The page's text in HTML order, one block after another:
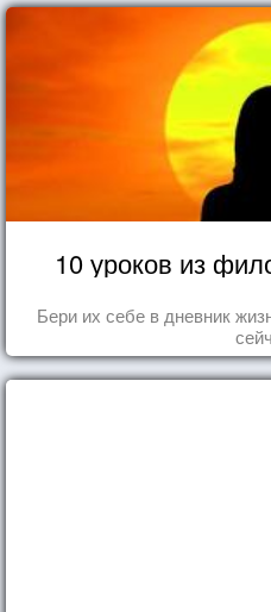
10 уроков из
Бери их себе в дневник